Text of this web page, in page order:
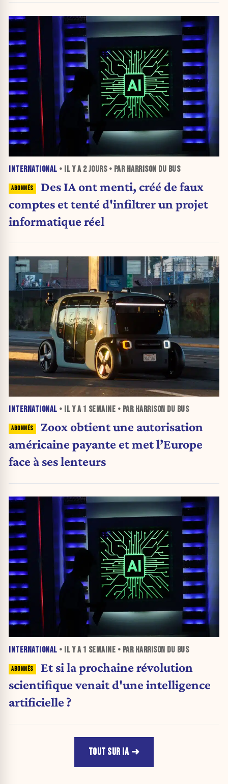
INTERNATIONAL • IL Y A 2 JOURS• PAR HARRISON DU BUS
Des IA ont menti, créé de faux
comptes et tenté d'infiltrer un projet
informatique réel
INTERNATIONAL • IL Y A 1 SEMAINE • PAR HARRISON DU BUS
Zoox obtient une autorisation
américaine payante et met l’Europe
face à ses lenteurs
INTERNATIONAL • IL Y A 1 SEMAINE • PAR HARRISON DU BUS
Et si la prochaine révolution
scientifique venait d'une intelligence
artificielle ?
TOUT SUR IA